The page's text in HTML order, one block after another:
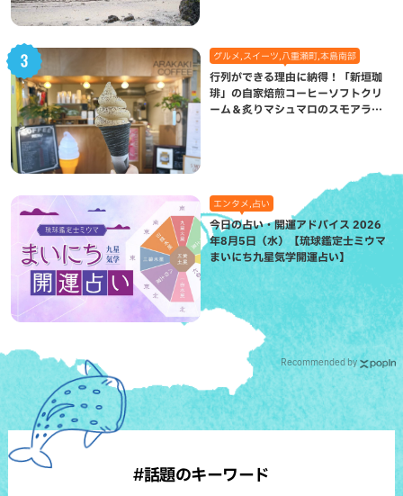
グルメ,スイーツ,八重瀬町,本島南部
行列ができる理由に納得！「新垣珈
琲」の自家焙煎コーヒーソフトクリ
ーム＆炙りマシュマロのスモアラテ
エンタメ,占い
今日の占い・開運アドバイス 2026
年8月5日（水）【琉球鑑定士ミウマ
まいにち九星気学開運占い】
Recommended by
#話題のキーワード